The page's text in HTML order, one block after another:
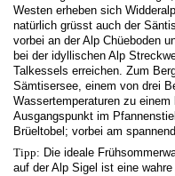
Westen erheben sich
natürlich grüsst auch der
vorbei an der Alp Chüeboden
bei der idyllischen Alp
Talkessels erreichen. Zum
Sämtisersee, einem von drei
Wassertemperaturen zu
Ausgangspunkt im
Brüeltobel; vorbei am
Tipp: Die ideale
auf der Alp Sigel ist eine